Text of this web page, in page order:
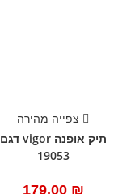
צפייה מהירה
תיק אופנה vigor דגם
19053
179.00 ₪